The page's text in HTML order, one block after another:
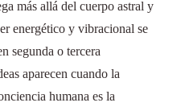
más allá del cuerpo astral y
energético y vibracional se
segunda o tercera
aparecen cuando la
humana es la